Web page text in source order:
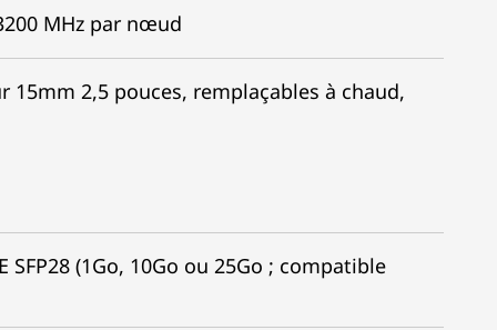
MHz par nœud
2,5 pouces, remplaçables à chaud,
(1Go, 10Go ou 25Go ; compatible